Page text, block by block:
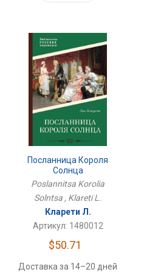
Посланница Короля
Солнца
Poslannitsa Korolia
Solntsa , Klareti L.
Кларети Л.
Артикул: 1480012
$50.71
Доставка за 14–20 дней